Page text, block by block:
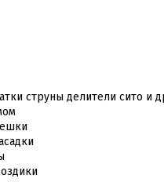
струны делители сито и